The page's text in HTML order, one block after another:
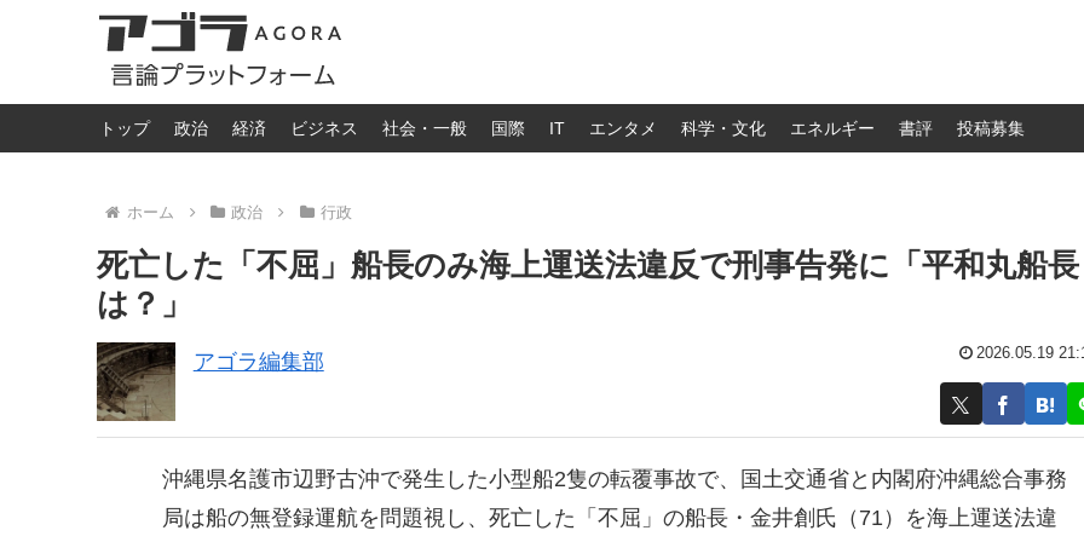
トップ 政治 経済 ビジネス 社会・一般 国際 IT エンタメ 科学・文化 エネルギー 書評 投稿募集
ホーム 政治 行政
死亡した「不屈」船長のみ海上運送法違反で刑事告発に「平和丸船長
は？」
アゴラ編集部 2026.05.19
沖縄県名護市辺野古沖で発生した小型船2隻の転覆事故で、国土交通省と内閣府沖縄総合事務
局は船の無登録運航を問題視し、死亡した「不屈」の船長・金井創氏（71）を海上運送法違